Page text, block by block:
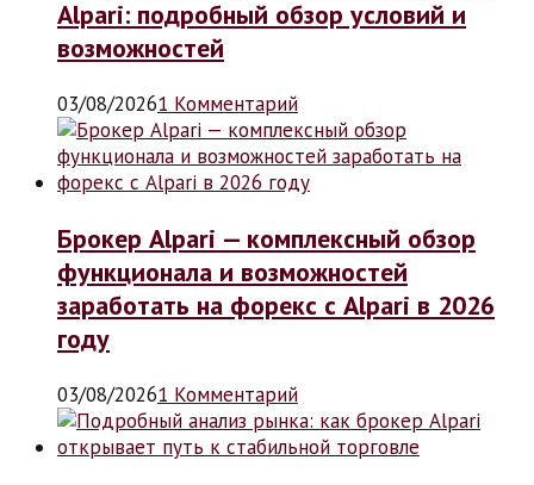
Alpari: подробный обзор условий и
возможностей
03/08/20261 Комментарий
Брокер Alpari — комплексный обзор
функционала и возможностей
заработать на форекс с Alpari в 2026
году
03/08/20261 Комментарий